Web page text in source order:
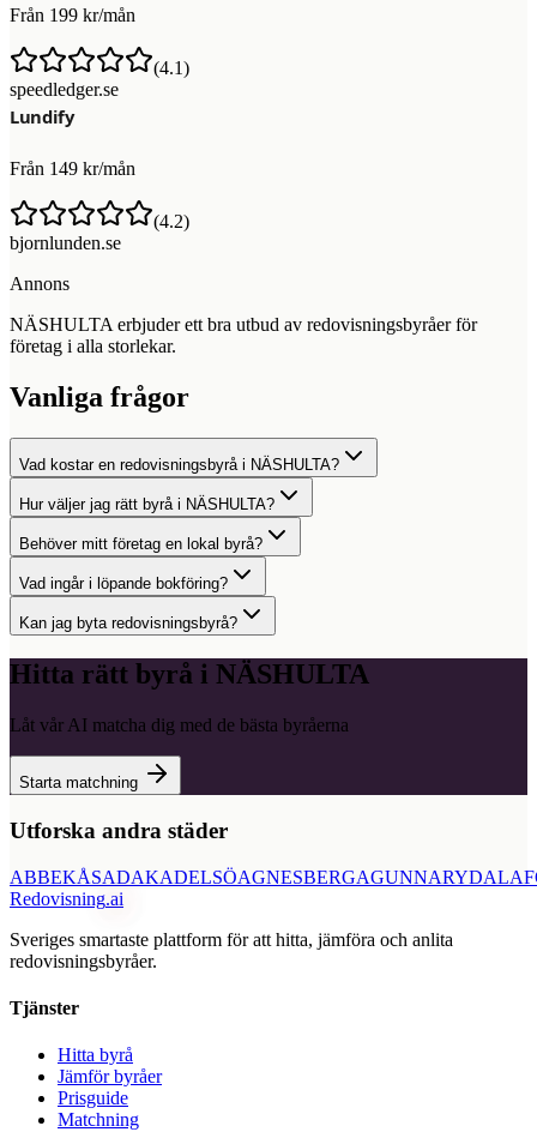
Från 199 kr/mån
(4.1)
speedledger.se
Från 149 kr/mån
(4.2)
bjornlunden.se
Annons
NÄSHULTA erbjuder ett bra utbud av redovisningsbyråer för
företag i alla storlekar.
Vanliga frågor
Vad kostar en redovisningsbyrå i NÄSHULTA?
Hur väljer jag rätt byrå i NÄSHULTA?
Behöver mitt företag en lokal byrå?
Vad ingår i löpande bokföring?
Kan jag byta redovisningsbyrå?
Hitta rätt byrå i NÄSHULTA
Låt vår AI matcha dig med de bästa byråerna
Starta matchning
Utforska andra städer
ABBEKÅSADAKADELSÖAGNESBERGAGUNNARYD
Redovisning.ai
Sveriges smartaste plattform för att hitta, jämföra och anlita
redovisningsbyråer.
Tjänster
Hitta byrå
Jämför byråer
Prisguide
Matchning